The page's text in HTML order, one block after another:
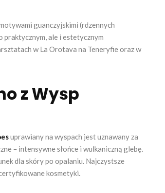
guanczyjskimi (rdzennych
praktycznym, ale i estetycznym
w La Orotava na Teneryfie oraz w
z Wysp
uprawiany na wyspach jest uznawany za
– intensywne słońce i wulkaniczną glebę.
dla skóry po opalaniu. Najczystsze
kosmetyki.